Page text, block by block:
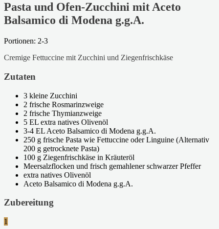
Pasta und Ofen-Zucchini mit Aceto
Balsamico di Modena g.g.A.
Portionen: 2-3
Cremige Fettuccine mit Zucchini und Ziegenfrischkäse
Zutaten
3 kleine Zucchini
2 frische Rosmarinzweige
2 frische Thymianzweige
5 EL extra natives Olivenöl
3-4 EL Aceto Balsamico di Modena g.g.A.
250 g frische Pasta wie Fettuccine oder Linguine (Alternativ
200 g getrocknete Pasta)
100 g Ziegenfrischkäse in Kräuteröl
Meersalzflocken und frisch gemahlener schwarzer Pfeffer
extra natives Olivenöl
Aceto Balsamico di Modena g.g.A.
Zubereitung
1